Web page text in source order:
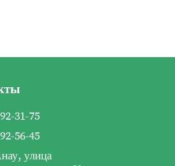
31-75
56-45
улица